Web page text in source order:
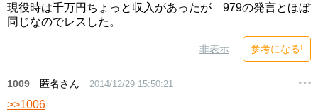
現役時は千万円ちょっと収入があったが 979の発言とほぼ
同じなのでレスした。
非表示 参考になる!
1009 匿名さん 2014/12/29 15:50:21
>>1006